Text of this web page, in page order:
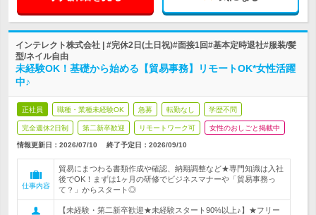
インテレクト株式会社 | #完休2日(土日祝)#面接1回#基本定時退社#服装/髪
型/ネイル自由
未経験OK！基礎から始める【貿易事務】リモートOK*女性活躍
中♪
正社員 職種・業種未経験OK 急募 転勤なし 学歴不問
完全週休2日制 第二新卒歓迎 リモートワーク可 女性のおしごと掲載中
情報更新日：2026/07/10 終了予定日： 2026/09/10
仕事内容
貿易にまつわる書類作成や確認、納期調整など★専門知識は入社
後でOK！まずは1ヶ月の研修でビジネスマナーや「貿易事務っ
て？」からスタート◎
【未経験・第二新卒歓迎★未経験スタート90%以上♪】★フリー